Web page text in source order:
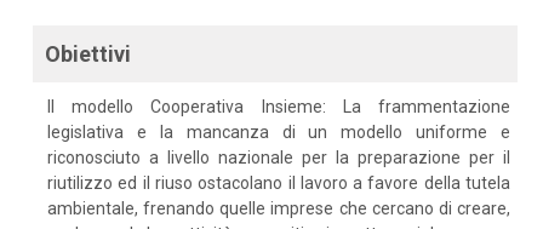
Obiettivi
Il modello Cooperativa Insieme: La frammentazione
legislativa e la mancanza di un modello uniforme e
riconosciuto a livello nazionale per la preparazione per il
riutilizzo ed il riuso ostacolano il lavoro a favore della tutela
ambientale, frenando quelle imprese che cercano di creare,